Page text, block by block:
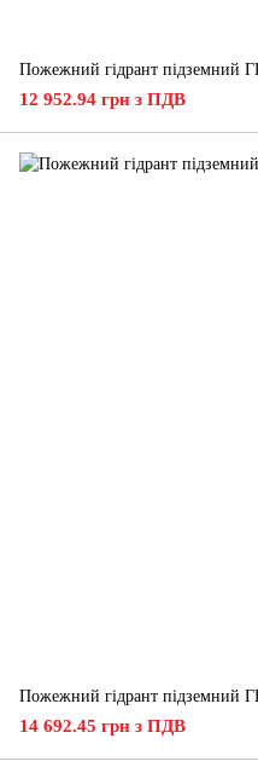
Пожежний гідрант підземний
12 952.94 грн з ПДВ
Пожежний гідрант підземний
14 692.45 грн з ПДВ